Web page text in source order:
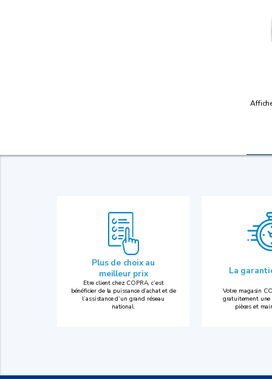
Plus de choix au
meilleur prix
Etre client chez COPRA, c’est
bénéficier de la puissance d’achat et de
l’assistance d’un grand réseau
national.
La
Votre magasin
gratuitement une
pièces et